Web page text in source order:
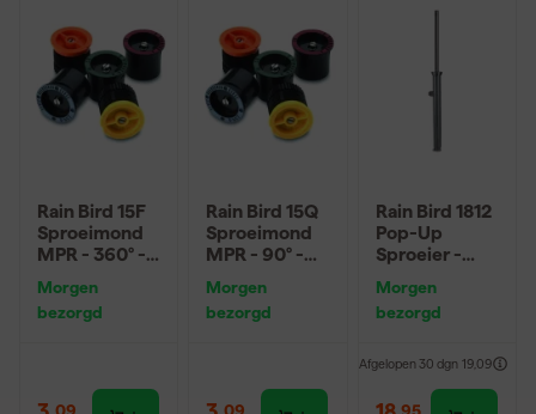
Rain Bird 15F
Sproeimond
MPR - 360° -
Morgen
bezorgd
Rain Bird 15Q
Sproeimond
MPR - 90° -
Morgen
bezorgd
Rain Bird 1812
Pop-Up
Sproeier -
Morgen
bezorgd
Afgelopen 30 dgn 19,09